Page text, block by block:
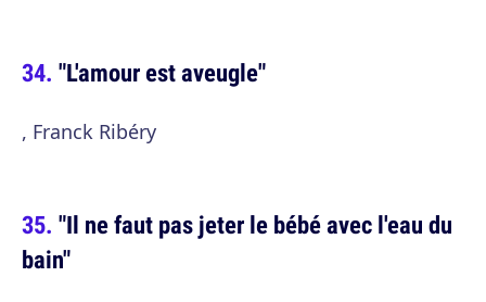
"L'amour est aveugle"
, Franck Ribéry
"Il ne faut pas jeter le bébé avec l'eau du
bain"